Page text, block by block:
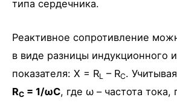
типа сердечника.
Реактивное сопротивление
в виде разницы индукционного
показателя: X = RL – RC.
RC = 1/ωC, где ω – частота тока,